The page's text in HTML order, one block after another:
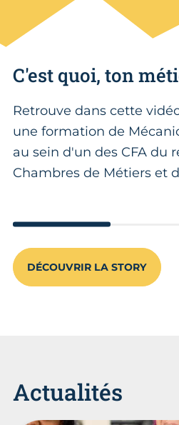
C'est quoi, ton
Retrouve dans cette
une formation de
au sein d'un des CFA du
Chambres de Métiers et
DÉCOUVRIR LA STORY
Actualités